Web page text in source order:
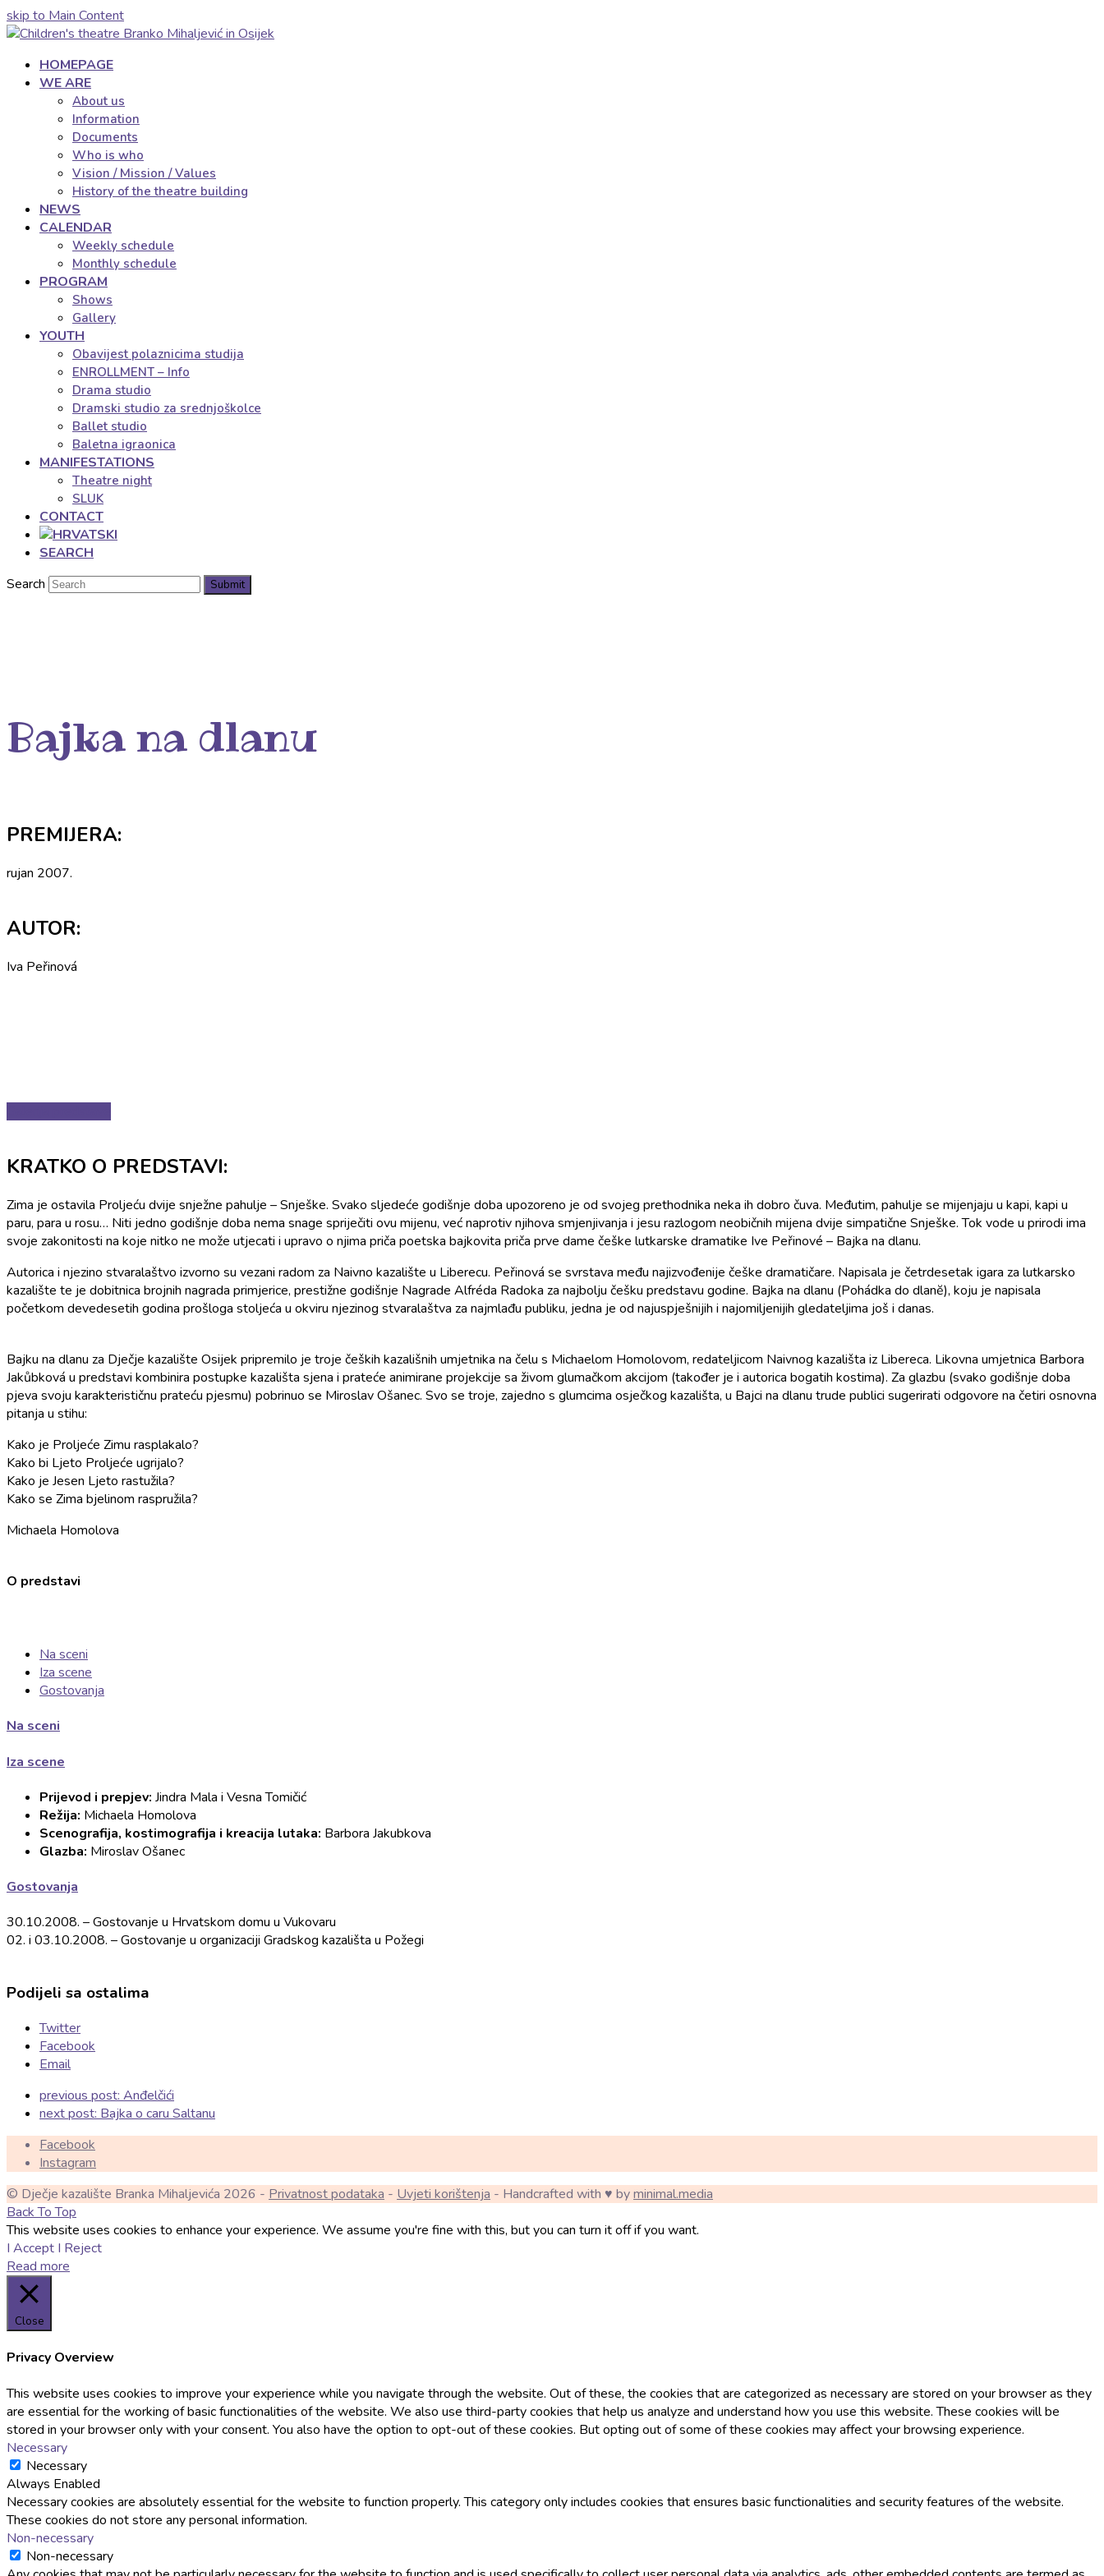
skip to Main Content
HOMEPAGE
WE ARE
About us
Information
Documents
Who is who
Vision / Mission / Values
History of the theatre building
NEWS
CALENDAR
Weekly schedule
Monthly schedule
PROGRAM
Shows
Gallery
YOUTH
Obavijest polaznicima studija
ENROLLMENT – Info
Drama studio
Dramski studio za srednjoškolce
Ballet studio
Baletna igraonica
MANIFESTATIONS
Theatre night
SLUK
CONTACT
SEARCH
Search
Submit
Bajka na dlanu
PREMIJERA:
rujan 2007.
AUTOR:
Iva Peřinová
KRATKO O PREDSTAVI:
Zima je ostavila Proljeću dvije snježne pahulje – Snješke. Svako sljedeće godišnje doba upozoreno je od svojeg prethodnika neka ih dobro čuva. Međutim, pahulje se mijenjaju u kapi, kapi u
paru, para u rosu… Niti jedno godišnje doba nema snage spriječiti ovu mijenu, već naprotiv njihova smjenjivanja i jesu razlogom neobičnih mijena dvije simpatične Snješke. Tok vode u prirodi ima
svoje zakonitosti na koje nitko ne može utjecati i upravo o njima priča poetska bajkovita priča prve dame češke lutkarske dramatike Ive Peřinové – Bajka na dlanu.
Autorica i njezino stvaralaštvo izvorno su vezani radom za Naivno kazalište u Liberecu. Peřinová se svrstava među najizvođenije češke dramatičare. Napisala je četrdesetak igara za lutkarsko
kazalište te je dobitnica brojnih nagrada primjerice, prestižne godišnje Nagrade Alfréda Radoka za najbolju češku predstavu godine. Bajka na dlanu (Pohádka do dlanĕ), koju je napisala
početkom devedesetih godina prošloga stoljeća u okviru njezinog stvaralaštva za najmlađu publiku, jedna je od najuspješnijih i najomiljenijih gledateljima još i danas.
Bajku na dlanu za Dječje kazalište Osijek pripremilo je troje čeških kazališnih umjetnika na čelu s Michaelom Homolovom, redateljicom Naivnog kazališta iz Libereca. Likovna umjetnica Barbora
Jakůbková u predstavi kombinira postupke kazališta sjena i prateće animirane projekcije sa živom glumačkom akcijom (također je i autorica bogatih kostima). Za glazbu (svako godišnje doba
pjeva svoju karakterističnu prateću pjesmu) pobrinuo se Miroslav Ošanec. Svo se troje, zajedno s glumcima osječkog kazališta, u Bajci na dlanu trude publici sugerirati odgovore na četiri osnovna
pitanja u stihu:
Kako je Proljeće Zimu rasplakalo?
Kako bi Ljeto Proljeće ugrijalo?
Kako je Jesen Ljeto rastužila?
Kako se Zima bjelinom raspružila?
Michaela Homolova
O predstavi
Na sceni
Iza scene
Gostovanja
Na sceni
Iza scene
Prijevod i prepjev: Jindra Mala i Vesna Tomičić
Režija: Michaela Homolova
Scenografija, kostimografija i kreacija lutaka: Barbora Jakubkova
Glazba: Miroslav Ošanec
Gostovanja
30.10.2008. – Gostovanje u Hrvatskom domu u Vukovaru
02. i 03.10.2008. – Gostovanje u organizaciji Gradskog kazališta u Požegi
Podijeli sa ostalima
Twitter
Facebook
Email
previous post: Anđelčići
next post: Bajka o caru Saltanu
Facebook
Instagram
© Dječje kazalište Branka Mihaljevića 2026 - Privatnost podataka - Uvjeti korištenja - Handcrafted with ♥ byminimal.media
Back To Top
This website uses cookies to enhance your experience. We assume you're fine with this, but you can turn it off if you want.
I Accept I Reject
Read more
Close
Privacy Overview
This website uses cookies to improve your experience while you navigate through the website. Out of these, the cookies that are categorized as necessary are stored on your browser as they
are essential for the working of basic functionalities of the website. We also use third-party cookies that help us analyze and understand how you use this website. These cookies will be
stored in your browser only with your consent. You also have the option to opt-out of these cookies. But opting out of some of these cookies may affect your browsing experience.
Necessary
Necessary
Always Enabled
Necessary cookies are absolutely essential for the website to function properly. This category only includes cookies that ensures basic functionalities and security features of the website.
These cookies do not store any personal information.
Non-necessary
Non-necessary